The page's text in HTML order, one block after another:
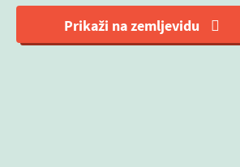
Prikaži na zemljevidu